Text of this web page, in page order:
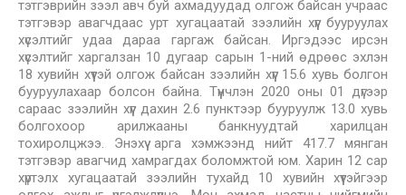
тэтгэврийн зээл авч буй ахмадуудад олгож байсан учраас
тэтгэвэр авагчдаас урт хугацаатай зээлийн хүүг бууруулах
хүсэлтийг удаа дараа гаргаж байсан. Иргэдээс ирсэн
хүсэлтийг харгалзан 10 дугаар сарын 1-ний өдрөөс эхлэн
18 хувийн хүүтэй олгож байсан зээлийн хүүг 15.6 хувь болгон
бууруулахаар болсон байна. Түүнчлэн 2020 оны 01 дүгээр
сараас зээлийн хүүг дахин 2.6 пунктээр бууруулж 13.0 хувь
болгохоор арилжааны банкнуудтай харилцан
тохиролцжээ. Энэхүү арга хэмжээнд нийт 417.7 мянган
тэтгэвэр авагчид хамрагдах боломжтой юм. Харин 12 сар
хүртэлх хугацаатай зээлийн тухайд 10 хувийн хүүтэйгээр